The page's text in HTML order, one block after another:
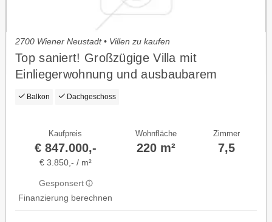
2700 Wiener Neustadt • Villen zu kaufen
Top saniert! Großzügige Villa mit
Einliegerwohnung und ausbaubarem
Dachgeschoss
Balkon Dachgeschoss
Kaufpreis
€ 847.000,-
€ 3.850,- / m²
Gesponsert
Finanzierung berechnen
Wohnfläche
220 m²
Zimmer
7,5